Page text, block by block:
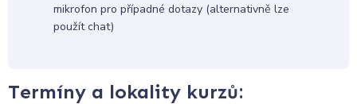
mikrofon pro případné dotazy (alternativně lze
použít chat)
Termíny a lokality kurzů: